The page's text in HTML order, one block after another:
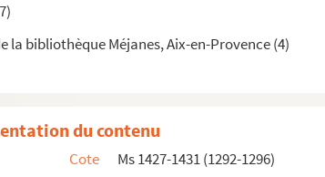
la bibliothèque Méjanes, Aix-en-Provence (4)
13 avril 1611)
du contenu
Cote
Ms 1427-1431 (1292-1296)